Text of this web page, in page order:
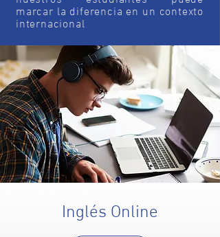
marcar la diferencia en un contexto
internacional
Inglés Online